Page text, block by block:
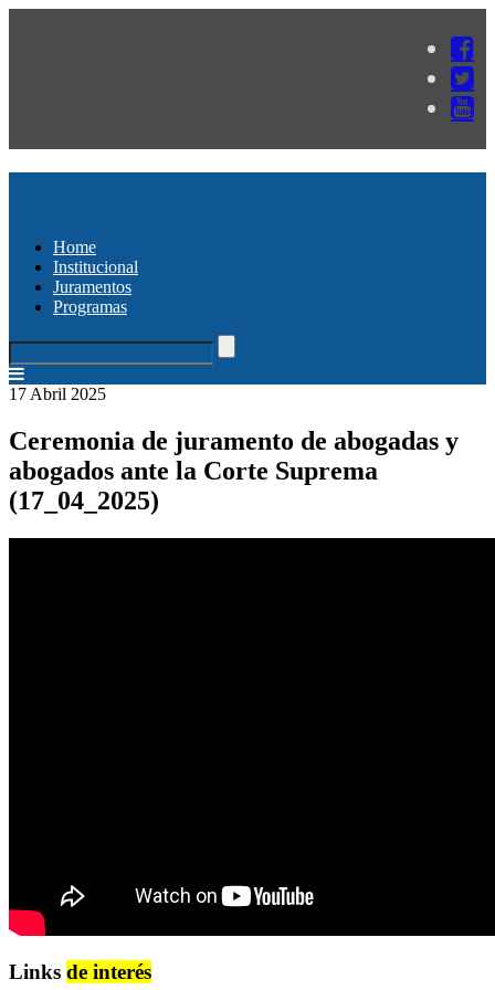
Home
Institucional
Juramentos
Programas
17 Abril 2025
Ceremonia de juramento de abogadas y
abogados ante la Corte Suprema
(17_04_2025)
Links de interés